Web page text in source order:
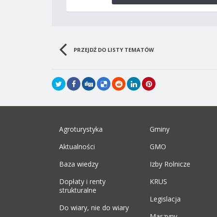
PRZEJDŹ DO LISTY TEMATÓW
Agroturystyka
Aktualności
Baza wiedzy
Dopłaty i renty
strukturalne
Do wiary, nie do wiary
Gminy
GMO
Izby Rolnicze
KRUS
Legislacja